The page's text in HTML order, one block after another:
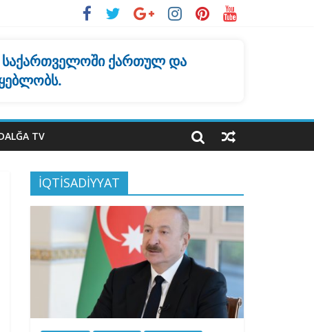
ქართულ და
TV
İQTİSADİYYAT